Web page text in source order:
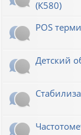
(К580)
POS
Детский